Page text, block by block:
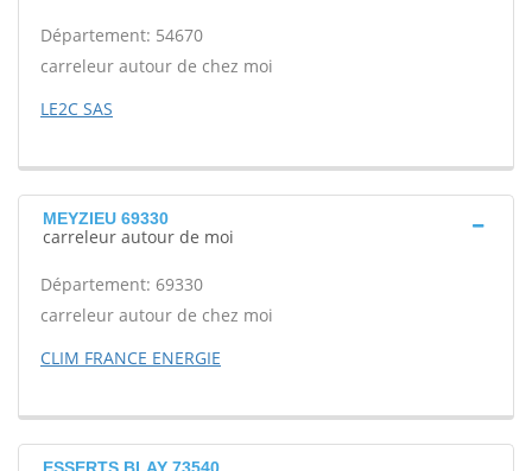
Département: 54670
carreleur autour de chez moi
LE2C SAS
MEYZIEU 69330
carreleur autour de moi
Département: 69330
carreleur autour de chez moi
CLIM FRANCE ENERGIE